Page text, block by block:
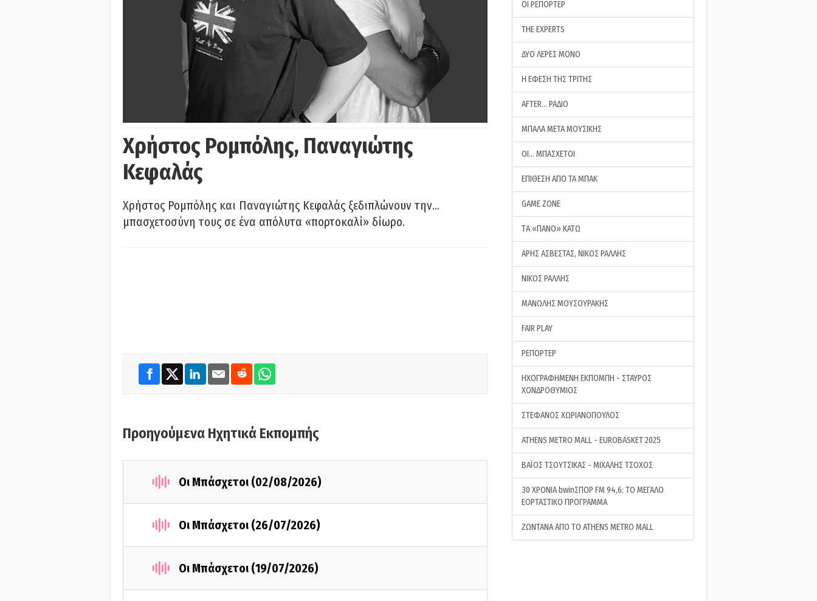
Χρήστος Ρομπόλης, Παναγιώτης
Κεφαλάς
Χρήστος Ρομπόλης και Παναγιώτης Κεφαλάς ξεδιπλώνουν την…
μπασχετοσύνη τους σε ένα απόλυτα «πορτοκαλί» δίωρο.
Προηγούμενα Ηχητικά Εκπομπής
Οι Μπάσχετοι (02/08/2026)
Οι Μπάσχετοι (26/07/2026)
Οι Μπάσχετοι (19/07/2026)
ΟΙ ΡΕΠΟΡΤΕΡ
THE EXPERTS
ΔΥΟ ΛΕΡΕΣ ΜΟΝΟ
Η ΕΦΕΣΗ ΤΗΣ ΤΡΙΤΗΣ
AFTER… ΡΑΔΙΟ
ΜΠΑΛΑ ΜΕΤΑ ΜΟΥΣΙΚΗΣ
ΟΙ… ΜΠΑΣΧΕΤΟΙ
ΕΠΙΘΕΣΗ ΑΠΟ ΤΑ ΜΠΑΚ
GAME ZONE
ΤA «ΠΑΝΟ» ΚΑΤΩ
ΑΡΗΣ ΑΣΒΕΣΤΑΣ, ΝΙΚΟΣ ΡΑΛΛΗΣ
ΝΙΚΟΣ ΡΑΛΛΗΣ
ΜΑΝΩΛΗΣ ΜΟΥΣΟΥΡΑΚΗΣ
FAIR PLAY
ΡΕΠΟΡΤΕΡ
ΗΧΟΓΡΑΦΗΜΕΝΗ ΕΚΠΟΜΠΗ - ΣΤΑΥΡΟΣ
ΧΟΝΔΡΟΘΥΜΙΟΣ
ΣΤΕΦΑΝΟΣ ΧΩΡΙΑΝΟΠΟΥΛΟΣ
ATHENS METRO MALL - EUROBASKET 2025
ΒΑΪΟΣ ΤΣΟΥΤΣΙΚΑΣ - ΜΙΧΑΛΗΣ ΤΣΟΧΟΣ
30 ΧΡΟΝΙΑ bwinΣΠΟΡ FM 94,6: ΤΟ ΜΕΓΑΛΟ
ΕΟΡΤΑΣΤΙΚΟ ΠΡΟΓΡΑΜΜΑ
ΖΩΝΤΑΝΑ ΑΠΟ ΤΟ ATHENS METRO MALL